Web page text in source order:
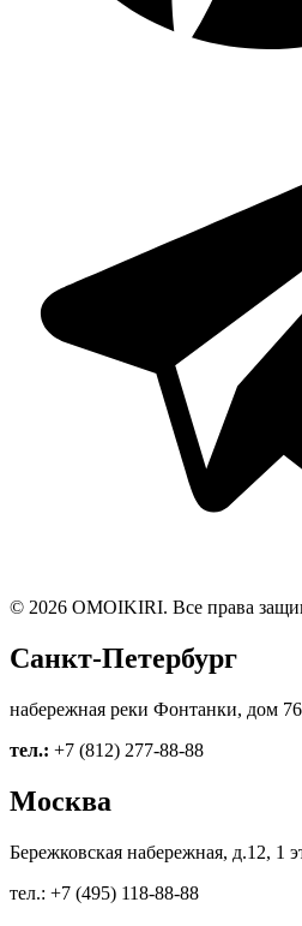
© 2026 OMOIKIRI. Все права
Санкт-Петербург
набережная реки Фонтанки, дом
тел.: +7 (812) 277-88-88
Москва
Бережковская набережная, д.12, 1
тел.: +7 (495) 118-88-88